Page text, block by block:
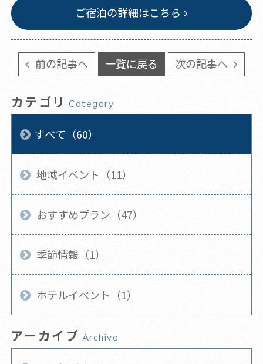
ご宿泊の詳細はこちら
前の記事へ 一覧に戻る 次の記事へ
カテゴリ Category
すべて（60）
地域イベント（11）
おすすめプラン（47）
季節情報（1）
ホテルイベント（1）
アーカイブ Archive